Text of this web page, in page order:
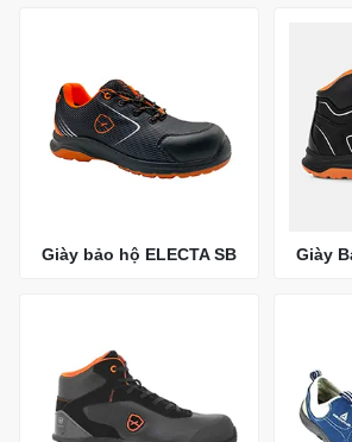
Giày bảo hộ ELECTA SB Giày